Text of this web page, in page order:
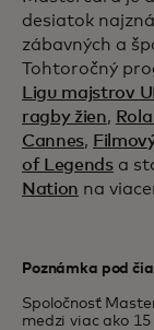
desiatok
zábavných a
Tohtoročný
Ligu majstrov
ragby žien,
Cannes,
of Legendsa
Nation na
Poznámka pod
Spoločnosť
medzi viac ako